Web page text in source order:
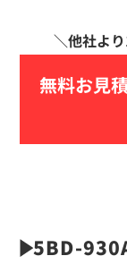
無料お見
5BD-